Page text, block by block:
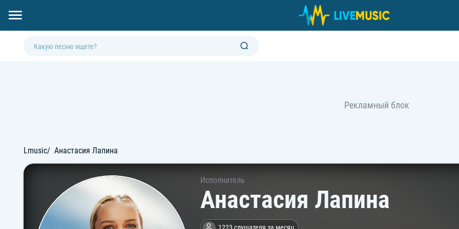
Lmusic Анастасия Лапина
Исполнитель
Анастасия Лапина